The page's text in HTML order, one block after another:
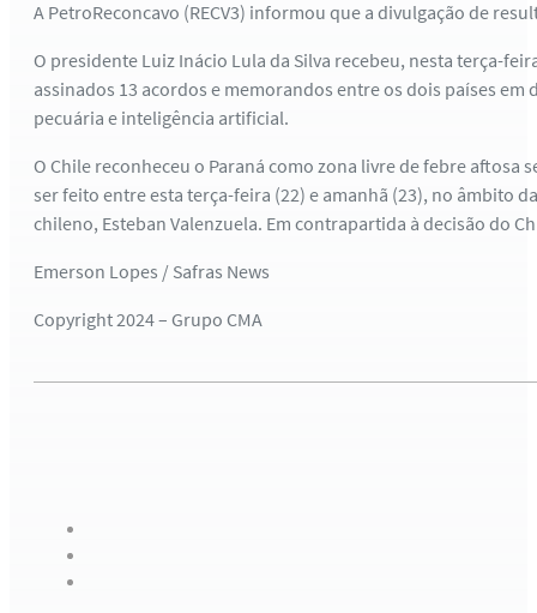
A PetroReconcavo (RECV3) informou que a divulgação de
O presidente Luiz Inácio Lula da Silva recebeu, nesta terça-
assinados 13 acordos e memorandos entre os dois países
pecuária e inteligência artificial.
O Chile reconheceu o Paraná como zona livre de febre
ser feito entre esta terça-feira (22) e amanhã (23), no âmbito
chileno, Esteban Valenzuela. Em contrapartida à decisão do
Emerson Lopes / Safras News
Copyright 2024 – Grupo CMA